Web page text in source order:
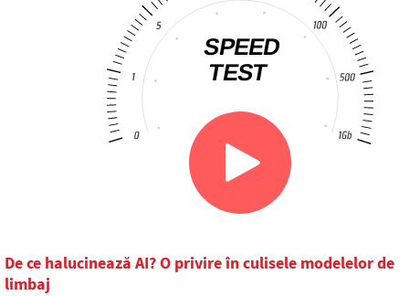
De ce halucinează AI? O privire în culisele modelelor de
limbaj